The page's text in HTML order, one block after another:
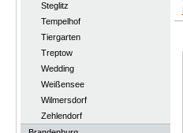
Steglitz
Tempelhof
Tiergarten
Treptow
Wedding
Weißensee
Wilmersdorf
Zehlendorf